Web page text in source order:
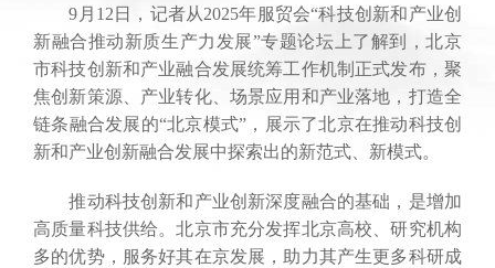
9月12日，记者从2025年服贸会“科技创新和产业创
新融合推动新质生产力发展”专题论坛上了解到，北京
市科技创新和产业融合发展统筹工作机制正式发布，聚
焦创新策源、产业转化、场景应用和产业落地，打造全
链条融合发展的“北京模式”，展示了北京在推动科技创
新和产业创新融合发展中探索出的新范式、新模式。
推动科技创新和产业创新深度融合的基础，是增加
高质量科技供给。北京市充分发挥北京高校、研究机构
多的优势，服务好其在京发展，助力其产生更多科研成